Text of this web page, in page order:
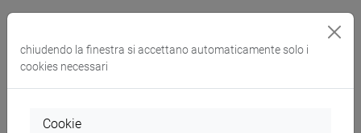
Docenti
chiudendo la finestra si accettano automaticamente solo i
cookies necessari
Cookie